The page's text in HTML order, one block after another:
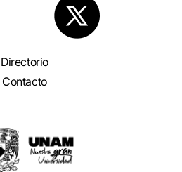
Directorio
Contacto